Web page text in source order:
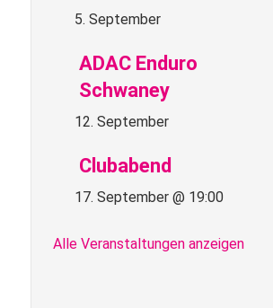
5. September
ADAC Enduro
Schwaney
12. September
Clubabend
17. September @ 19:00
Alle Veranstaltungen anzeigen